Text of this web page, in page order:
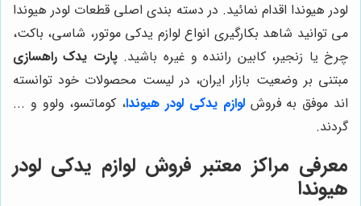
لودر هیوندا اقدام نمائید. در دسته بندی اصلی قطعات لودر هیوندا
می توانید شاهد بکارگیری انواع لوازم یدکی موتور، شاسی، باکت،
چرخ یا زنجیر، کابین راننده و غیره باشید.پارت یدک راهسازی
مبتنی بر وضعیت بازار ایران، در لیست محصولات خود توانسته
اند موفق به فروشلوازم یدکی لودر هیوندا، کوماتسو، ولوو و ...
گردند.
معرفی مراکز معتبر فروش لوازم یدکی لودر
هیوندا